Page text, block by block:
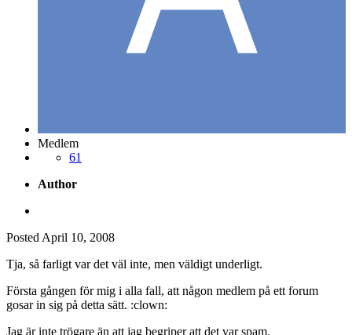
Medlem
61
Author
Posted April 10, 2008
Tja, så farligt var det väl inte, men väldigt underligt.
Första gången för mig i alla fall, att någon medlem på ett forum
gosar in sig på detta sätt. :clown:
Jag är inte trögare än att jag begriper att det var spam.